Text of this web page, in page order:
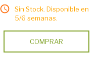
Sin Stock. Disponible en
5/6 semanas.
COMPRAR